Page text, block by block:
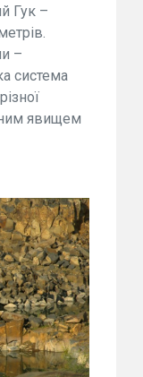
Гук –
–
система
явищем